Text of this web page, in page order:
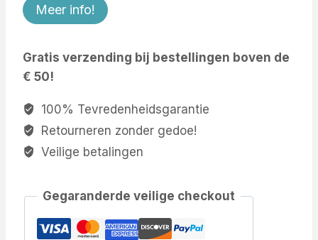
Meer info!
Gratis verzending bij bestellingen boven de
€ 50!
100% Tevredenheidsgarantie
Retourneren zonder gedoe!
Veilige betalingen
Gegaranderde veilige checkout